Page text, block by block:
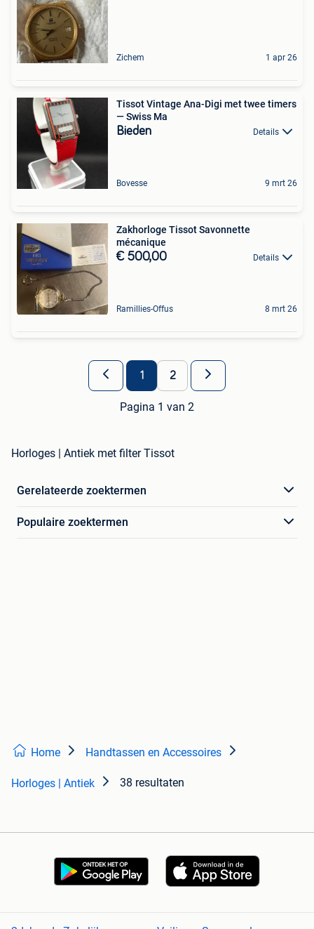
Zichem 1 apr 26
Tissot Vintage Ana-Digi met twee timers
— Swiss Ma
Bieden Details
Bovesse 9 mrt 26
Zakhorloge Tissot Savonnette
mécanique
€ 500,00 Details
Ramillies-Offus 8 mrt 26
1 2
Pagina 1 van 2
Horloges | Antiek met filter Tissot
Gerelateerde zoektermen
Populaire zoektermen
Home Handtassen en Accessoires
Horloges | Antiek 38 resultaten